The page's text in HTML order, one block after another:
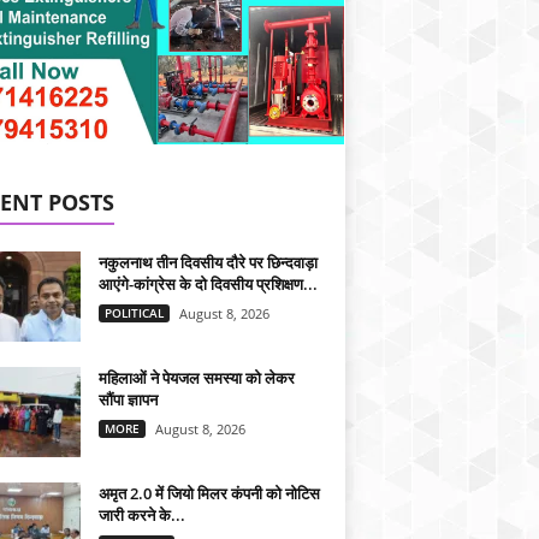
POSTS
नकुलनाथ तीन दिवसीय दौरे पर छिन्दवाड़ा
आएंगे-कांग्रेस के दो दिवसीय प्रशिक्षण...
POLITICAL August 8, 2026
महिलाओं ने पेयजल समस्या को लेकर
सौंपा ज्ञापन
MORE August 8, 2026
अमृत 2.0 में जियो मिलर कंपनी को नोटिस
जारी करने के...